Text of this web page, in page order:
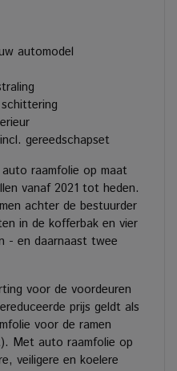
automodel
gereedschapset
raamfolie op maat
vanaf 2021 tot heden.
achter de bestuurder
in de kofferbak en vier
- en daarnaast twee
voor de voordeuren
prijs geldt als
voor de ramen
Met auto raamfolie op
veiligere en koelere